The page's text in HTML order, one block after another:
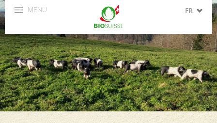
MENU FR
IT
EN
ES